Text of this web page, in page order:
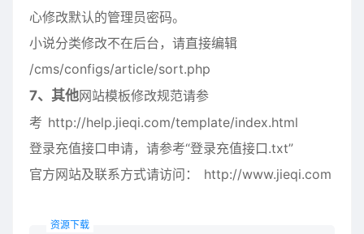
心修改默认的管理员密码。
小说分类修改不在后台，请直接编辑
/cms/configs/article/sort.php
7、其他网站模板修改规范请参
考 http://help.jieqi.com/template/index.html
登录充值接口申请，请参考“登录充值接口.txt”
官方网站及联系方式请访问：
http://www.jieqi.com
资源下载